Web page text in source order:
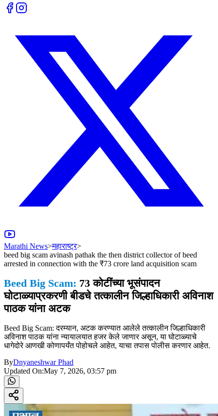
Marathi News>महाराष्ट्र>
beed big scam avinash pathak the then district collector of beed
arrested in connection with the ₹73 crore land acquisition scam
Beed Big Scam: 73 कोटींच्या भूसंपादन
घोटाळ्याप्रकरणी बीडचे तत्कालीन जिल्हाधिकारी अविनाश
पाठक यांना अटक
Beed Big Scam: दरम्यान, अटक करण्यात आलेले तत्कालीन जिल्हाधिकारी
अविनाश पाठक यांना न्यायालयात हजर केले जाणार असून, या घोटाळ्याचे
धागेदोरे आणखी कोणापर्यंत पोहोचले आहेत, याचा तपास पोलीस करणार आहेत.
ByDnyaneshwar Phad
Updated On:May 7, 2026, 03:57 pm